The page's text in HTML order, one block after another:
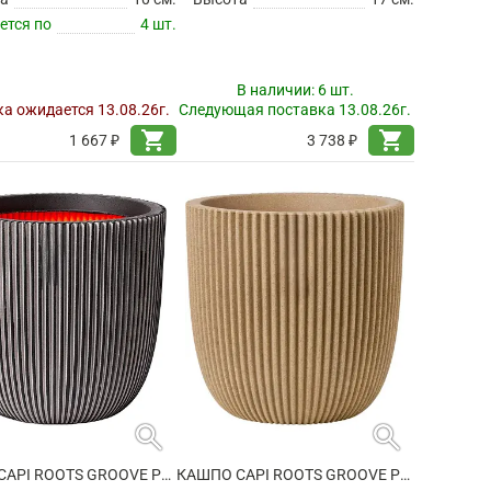
по
4 шт.
ожидается 13.08.26г.
1 667 ₽
shopping_cart
В наличии: 6 шт.
Следующая поставка 13.08.26г.
3 738 ₽
shopping_cart
search
КАШПО CAPI ROOTS GROOVE PLANTER BALL ANTHRACITE
search
КАШПО CAPI ROOTS GROOVE PLANTER BALL BEIGE